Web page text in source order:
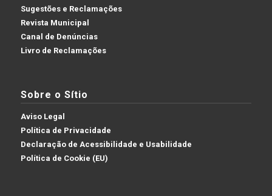
Sugestões e Reclamações
Revista Municipal
Canal de Denúncias
Livro de Reclamações
Sobre o Sítio
Aviso Legal
Política de Privacidade
Declaração de Acessibilidade e Usabilidade
Política de Cookie (EU)